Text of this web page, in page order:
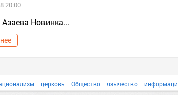
20:00
Новинка...
церковь Общество язычество